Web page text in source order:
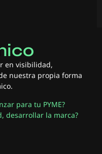
en visibilidad,
nuestra propia forma
para tu PYME?
desarrollar la marca?